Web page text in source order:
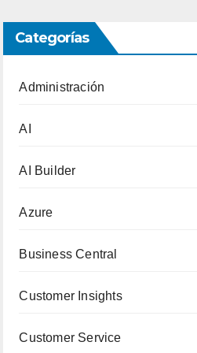
Categorías
Administración
AI
AI Builder
Azure
Business Central
Customer Insights
Customer Service